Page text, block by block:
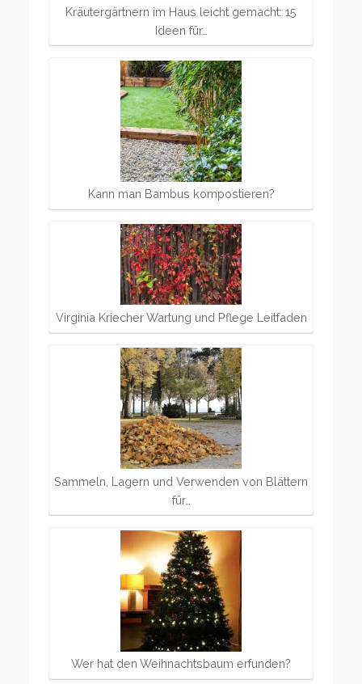
Kräutergärtnern im Haus leicht gemacht: 15
Ideen für…
Kann man Bambus kompostieren?
Virginia Kriecher Wartung und Pflege Leitfaden
Sammeln, Lagern und Verwenden von Blättern
für…
Wer hat den Weihnachtsbaum erfunden?